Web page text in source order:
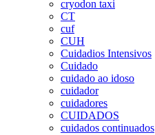
cryodon taxi
CT
cuf
CUH
Cuidadios Intensivos
Cuidado
cuidado ao idoso
cuidador
cuidadores
CUIDADOS
cuidados continuados